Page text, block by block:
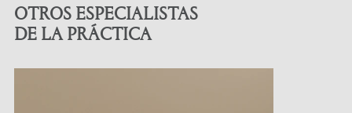
OTROS ESPECIALISTAS
DE LA PRÁCTICA